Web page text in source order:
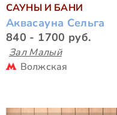
САУНЫ И БАНИ
Аквасауна Сельга
840 - 1700 руб.
Зал Малый
Волжская